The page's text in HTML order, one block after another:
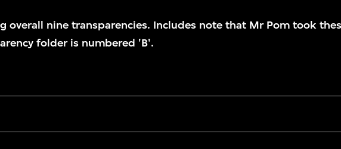
overall nine transparencies. Includes note that Mr Pom took
folder is numbered 'B'.